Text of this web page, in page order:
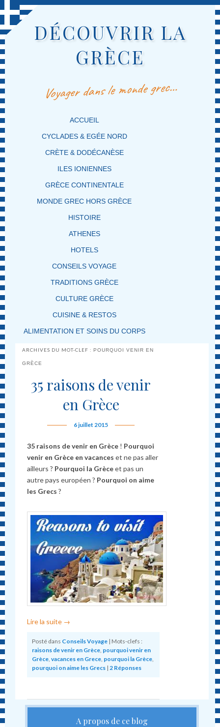
DÉCOUVRIR LA
GRÈCE
Voyager dans le monde grec…
MENU PRINCIPAL
MASQUER LA NAVIGATION PRINCIPALE
MASQUER LA NAVIGATION SECONDAIRE
ACCUEIL
CYCLADES & EGÉE NORD
CRÈTE & DODÉCANÈSE
ILES IONIENNES
GRÈCE CONTINENTALE
MONDE GREC HORS GRÈCE
HISTOIRE
ATHENES
HOTELS
CONSEILS VOYAGE
TRADITIONS GRÈCE
CULTURE GRÈCE
CUISINE & RESTOS
ALIMENTATION ET SOINS DU CORPS
ARCHIVES DU MOT-CLEF :POURQUOI VENIR EN
GRÈCE
35 raisons de venir
en Grèce
6 juillet 2015
35 raisons de venir en Grèce ! Pourquoi
venir en Grèce en vacances et ne pas aller
ailleurs ? Pourquoi la Grèceet pas un
autre pays européen ? Pourquoi on aime
les Grecs ?
Lire la suite →
Posté dans Conseils Voyage | Mots-clefs :
raisons de venir en Grèce pourquoi venir en
Grèce ,vacances en Grece pourquoi la Grèce
pourquoi on aime les Grecs | 2 Réponses
A propos de ce blog